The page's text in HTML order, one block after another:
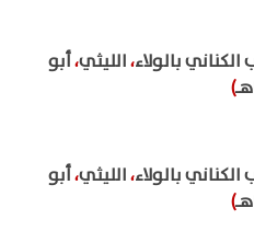
بالولاء،الليثي،أبو
)
بالولاء،الليثي،أبو
)